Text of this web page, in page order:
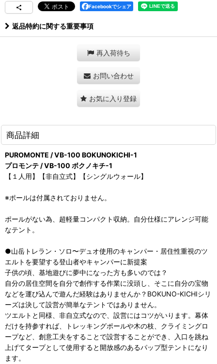
Facebookでシェア
返品特約に関する重要事項
再入荷待ち
お問い合わせ
お気に入り登録
商品詳細
PUROMONTE / VB-100 BOKUNOKICHI-1
プロモンテ / VB-100 ボクノキチ-1
【１人用】【非自立式】【シングルウォール】
※ポールは付属されておりません。
ポールがない為、超軽量コンパクト収納。自分仕様にアレンジ可能
なテント。
●山岳トレラン・ソロ〜デュオ使用のキャンパー・居住性重視のツ
エルトを要望する登山者やキャンパーに新提案
子供の頃、基地遊びに夢中になった方も多いのでは？
自分の居住空間を自分で創作する作業に没頭し、そこに自分の宝物
などを運び込んで遊んだ経験はありませんか？BOKUNO-KICHIシリ
ーズは決して設営が簡単なテントではありません。
ツエルトと同様、非自立式なので、設営にはコツがいります。幕体
だけを持参すれば、トレッキングポールや木の枝、クライミングロ
ープなど、創意工夫をすることで設営することができ、入口を跳ね
上げてタープとして使用すると開放感のあるパップ型テントになり
ます。